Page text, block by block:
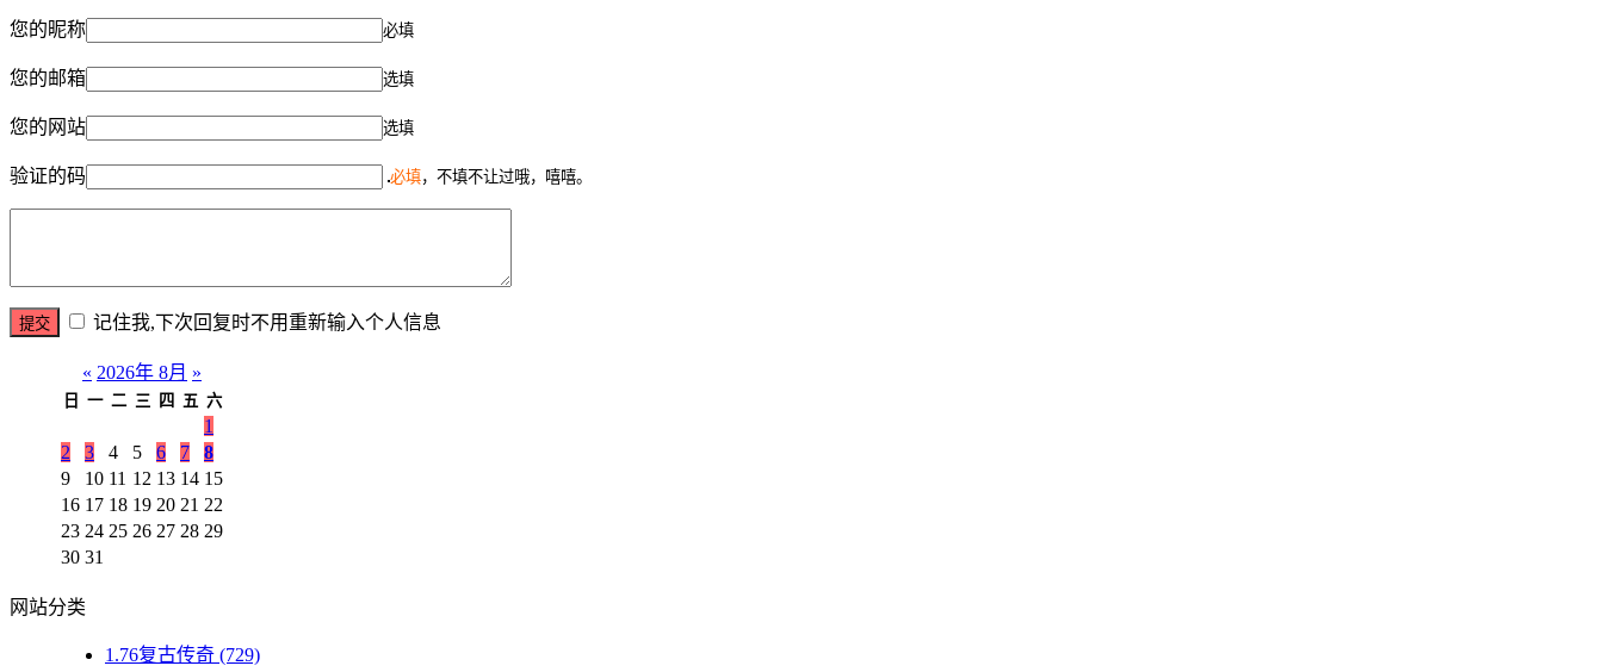
您的昵称 必填
您的邮箱 选填
您的网站 选填
验证的码 必填，不填不让过哦，嘻嘻。
记住我,下次回复时不用重新输入个人信息
« 2026年 8月 »
日 一 二 三 四 五 六
1
2
3 4 5 6 7
8
9
10 11 12 13 14 15
16 17 18 19 20 21 22
23 24 25 26 27 28 29
30 31
网站分类
1.76复古传奇 (729)